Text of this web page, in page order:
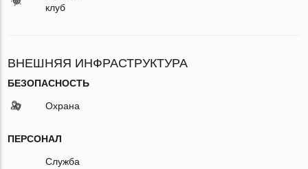
клуб
ВНЕШНЯЯ ИНФРАСТРУКТУРА
БЕЗОПАСНОСТЬ
Охрана
ПЕРСОНАЛ
Служба